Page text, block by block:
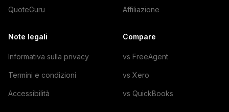
QuoteGuru Affiliazione
Note legali
Informativa sulla privacy
Termini e condizioni
Accessibilità
Compare
vs FreeAgent
vs Xero
vs QuickBooks